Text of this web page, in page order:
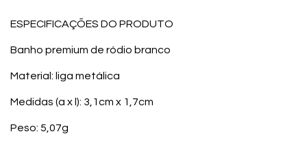
ESPECIFICAÇÕES DO PRODUTO
Banho premium de ródio branco
Material: liga metálica
Medidas (a x l): 3,1cm x 1,7cm
Peso: 5,07g